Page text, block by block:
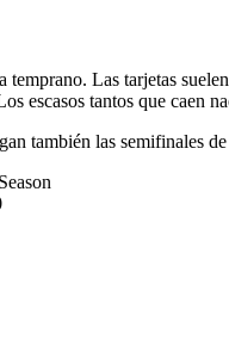
temprano. Las tarjetas
escasos tantos que caen
también las semifinales